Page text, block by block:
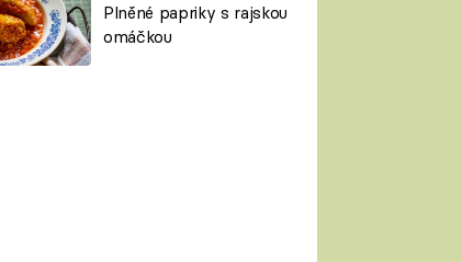
Plněné papriky s rajskou
omáčkou